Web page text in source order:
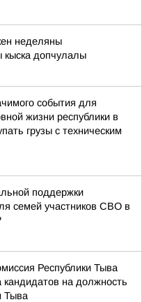
неделяны
кыска допчулалы
события для
жизни республики в
грузы с техническим
поддержки
семей участников СВО в
Республики Тыва
кандидатов на должность
Тыва